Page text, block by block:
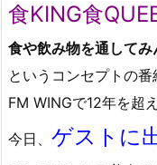
食KING食
食や飲み物を通して
というコンセプトの番
FM WINGで12年を超
今日、 ゲストに